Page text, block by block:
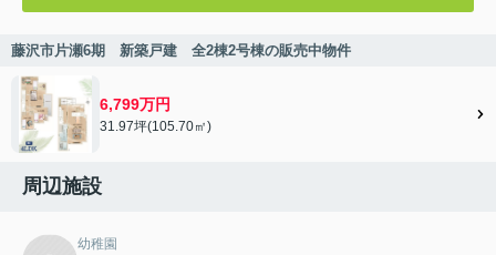
藤沢市片瀬6期 新築戸建 全2棟2号棟の販売中物件
6,799万円
31.97坪(105.70㎡)
周辺施設
幼稚園